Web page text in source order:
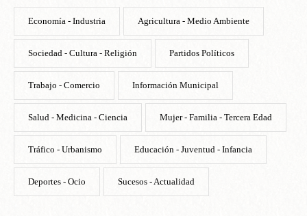
Economía - Industria Agricultura - Medio Ambiente
Sociedad - Cultura - Religión Partidos Políticos
Trabajo - Comercio Información Municipal
Salud - Medicina - Ciencia Mujer - Familia - Tercera Edad
Tráfico - Urbanismo Educación - Juventud - Infancia
Deportes - Ocio Sucesos - Actualidad